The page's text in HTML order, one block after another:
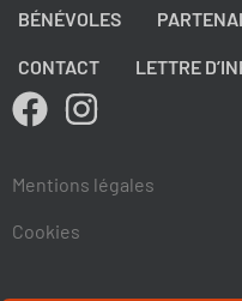
BÉNÉVOLES
CONTACT LETTRE
Mentions légales
Cookies